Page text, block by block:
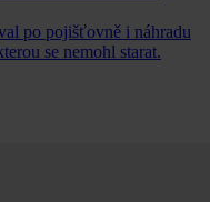
po pojišťovně i náhradu
se nemohl starat.